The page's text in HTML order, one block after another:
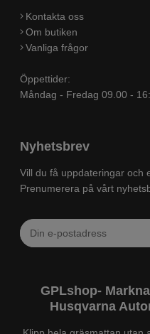
Kontakta oss
Om butiken
Vanliga frågor
Öppettider:
Måndag - Fredag 09.00 -
Nyhetsbrev
Vill du få uppdateringar och
Prenumerera på vårt
GPLshop-
Husqvarna